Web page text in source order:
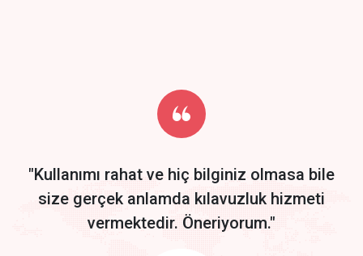
Start by trying our service for 30 days free trial no credit card
required.
"Kullanımı rahat ve hiç bilginiz olmasa bile
size gerçek anlamda kılavuzluk hizmeti
vermektedir. Öneriyorum."